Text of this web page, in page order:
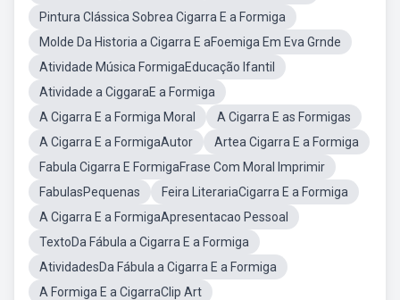
Pintura Clássica Sobrea Cigarra E a Formiga
Molde Da Historia a Cigarra E aFoemiga Em Eva Grnde
Atividade Música FormigaEducação Ifantil
Atividade a CiggaraE a Formiga
A Cigarra E a Formiga Moral
A Cigarra E as Formigas
A Cigarra E a FormigaAutor
Artea Cigarra E a Formiga
Fabula Cigarra E FormigaFrase Com Moral Imprimir
FabulasPequenas
Feira LiterariaCigarra E a Formiga
A Cigarra E a FormigaApresentacao Pessoal
TextoDa Fábula a Cigarra E a Formiga
AtividadesDa Fábula a Cigarra E a Formiga
A Formiga E a CigarraClip Art